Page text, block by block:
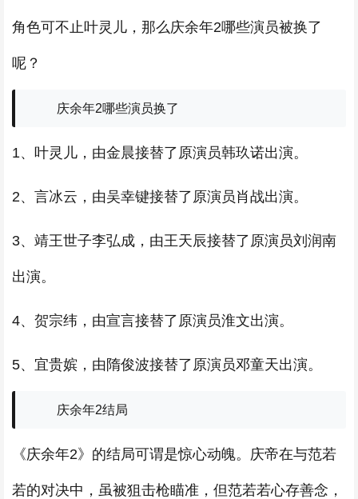
角色可不止叶灵儿，那么庆余年2哪些演员被换了
呢？
庆余年2哪些演员换了
1、叶灵儿，由金晨接替了原演员韩玖诺出演。
2、言冰云，由吴幸键接替了原演员肖战出演。
3、靖王世子李弘成，由王天辰接替了原演员刘润南
出演。
4、贺宗纬，由宣言接替了原演员淮文出演。
5、宜贵嫔，由隋俊波接替了原演员邓童天出演。
庆余年2结局
《庆余年2》的结局可谓是惊心动魄。庆帝在与范若
若的对决中，虽被狙击枪瞄准，但范若若心存善念，